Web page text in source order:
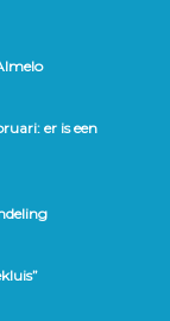
er is een